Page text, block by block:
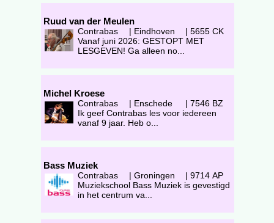
Ruud van der Meulen
Contrabas | Eindhoven | 5655 CK
Vanaf juni 2026: GESTOPT MET
LESGEVEN! Ga alleen no...
Michel Kroese
Contrabas | Enschede | 7546 BZ
Ik geef Contrabas les voor iedereen
vanaf 9 jaar. Heb o...
Bass Muziek
Contrabas | Groningen | 9714 AP
Muziekschool Bass Muziek is gevestigd
in het centrum va...